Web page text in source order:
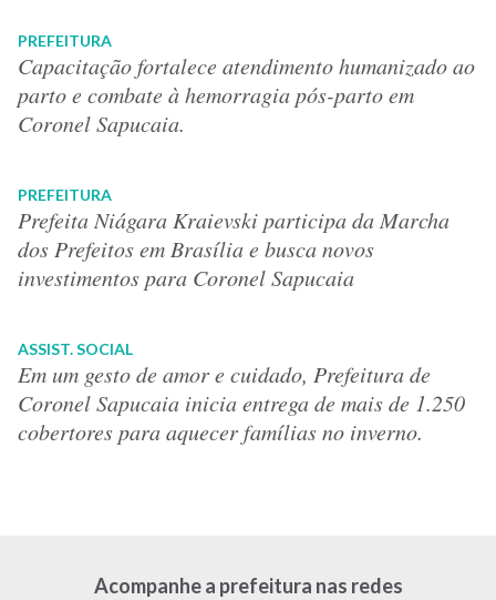
PREFEITURA
Capacitação fortalece atendimento humanizado ao
parto e combate à hemorragia pós-parto em
Coronel Sapucaia.
PREFEITURA
Prefeita Niágara Kraievski participa da Marcha
dos Prefeitos em Brasília e busca novos
investimentos para Coronel Sapucaia
ASSIST. SOCIAL
Em um gesto de amor e cuidado, Prefeitura de
Coronel Sapucaia inicia entrega de mais de 1.250
cobertores para aquecer famílias no inverno.
Acompanhe a prefeitura nas redes